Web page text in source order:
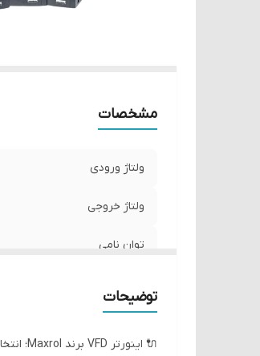
مشخصات
ولتاژ ورودی
ولتاژ خروجی
توان نامی
توضیحات
🔌 اینورتر VFD برند Maxrol؛ انتخاب با کیفیت بالا و قیمت مناسب